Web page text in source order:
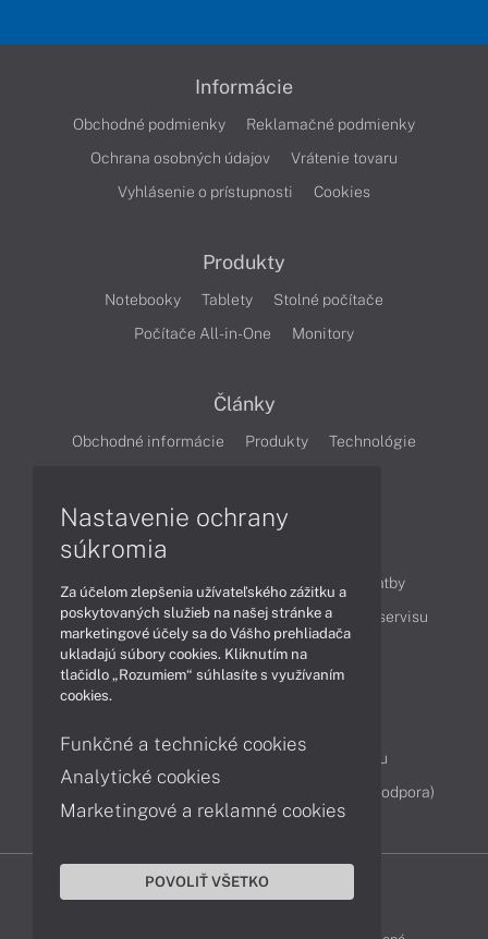
Informácie
Obchodné podmienky
Reklamačné podmienky
Ochrana osobných údajov
Vrátenie tovaru
Vyhlásenie o prístupnosti
Cookies
Produkty
Notebooky Tablety
Stolné počítače
Počítače All-in-One
Monitory
Články
Obchodné informácie Produkty
Technológie
Ako nakupovať
Možnosti doručenia a platby
Podpora a servis
Servisné služby Cenník servisu
Kontakty
Reklamácia tovaru
Diagnostiky online
TeamViewer (vzdialená podpora)
Nastavenie ochrany
súkromia
Za účelom zlepšenia užívateľského zážitku a
poskytovaných služieb na našej stránke a
marketingové účely sa do Vášho prehliadača
ukladajú súbory cookies. Kliknutím na
tlačidlo „Rozumiem“ súhlasíte s využívaním
cookies.
Funkčné a technické cookies
Analytické cookies
Marketingové a reklamné cookies
POVOLIŤ VŠETKO